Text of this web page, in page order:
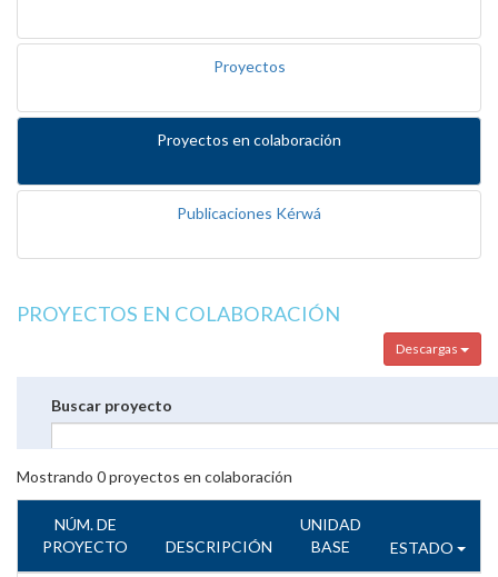
Proyectos
Proyectos en colaboración
Publicaciones Kérwá
PROYECTOS EN COLABORACIÓN
Descargas
Buscar proyecto
Mostrando 0proyectos en colaboración
NÚM. DE
PROYECTO
DESCRIPCIÓN
UNIDAD
BASE
ESTADO